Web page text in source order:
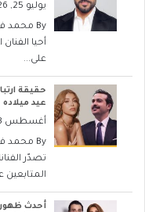
يوليو 25, 2026
By محمد
أحيا
على...
حقيقة
عيد ميلاده
أغسطس 3, 2026
By محمد
تصدّر
المتابعين
أحدث ظهور